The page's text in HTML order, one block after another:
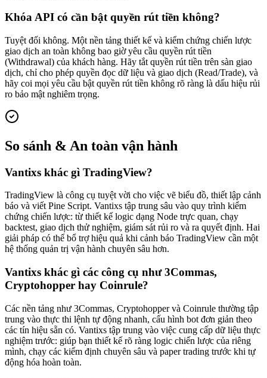
Khóa API có cần bật quyền rút tiền không?
Tuyệt đối không. Một nền tảng thiết kế và kiểm chứng chiến lược
giao dịch an toàn không bao giờ yêu cầu quyền rút tiền
(Withdrawal) của khách hàng. Hãy tắt quyền rút tiền trên sàn giao
dịch, chỉ cho phép quyền đọc dữ liệu và giao dịch (Read/Trade), và
hãy coi mọi yêu cầu bật quyền rút tiền không rõ ràng là dấu hiệu rủi
ro bảo mật nghiêm trọng.
So sánh & An toàn vận hành
Vantixs khác gì TradingView?
TradingView là công cụ tuyệt vời cho việc vẽ biểu đồ, thiết lập cảnh
báo và viết Pine Script. Vantixs tập trung sâu vào quy trình kiểm
chứng chiến lược: từ thiết kế logic dạng Node trực quan, chạy
backtest, giao dịch thử nghiệm, giám sát rủi ro và ra quyết định. Hai
giải pháp có thể bổ trợ hiệu quả khi cảnh báo TradingView cần một
hệ thống quản trị vận hành chuyên sâu hơn.
Vantixs khác gì các công cụ như 3Commas,
Cryptohopper hay Coinrule?
Các nền tảng như 3Commas, Cryptohopper và Coinrule thường tập
trung vào thực thi lệnh tự động nhanh, cấu hình bot đơn giản theo
các tín hiệu sẵn có. Vantixs tập trung vào việc cung cấp dữ liệu thực
nghiệm trước: giúp bạn thiết kế rõ ràng logic chiến lược của riêng
mình, chạy các kiểm định chuyên sâu và paper trading trước khi tự
động hóa hoàn toàn.